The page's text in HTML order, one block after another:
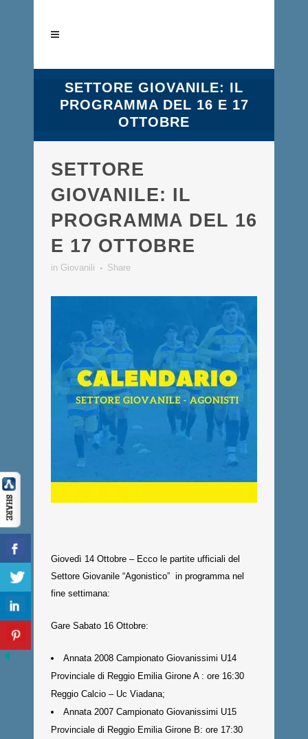
SETTORE GIOVANILE: IL
PROGRAMMA DEL 16 E 17
OTTOBRE
SETTORE
GIOVANILE: IL
PROGRAMMA DEL 16
E 17 OTTOBRE
in Giovanili Share
Giovedì 14 Ottobre – Ecco le partite ufficiali del
Settore Giovanile “Agonistico” in programma nel
fine settimana:
Gare Sabato 16 Ottobre:
Annata 2008 Campionato Giovanissimi U14
Provinciale di Reggio Emilia Girone A : ore 16:30
Reggio Calcio – Uc Viadana;
Annata 2007 Campionato Giovanissimi U15
Provinciale di Reggio Emilia Girone B: ore 17:30